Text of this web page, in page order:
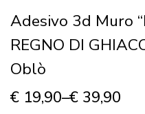
Adesivo 3d Muro
REGNO DI
Oblò
€ 19,90–€ 39,90